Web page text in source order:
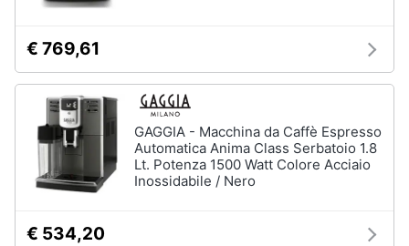
Vedi
tutti
€ 769,61
GAGGIA - Macchina da Caffè Espresso
Automatica Anima Class Serbatoio 1.8
Lt. Potenza 1500 Watt Colore Acciaio
Inossidabile / Nero
€ 534,20